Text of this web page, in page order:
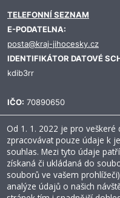
Dobrý den, jsem
Jihočeského kraje.
TELEFONNÍ SEZNAM
E-PODATELNA:
posta@kraj-jihocesky.cz
IDENTIFIKÁTOR DATOVÉ
kdib3rr
IČO: 70890650
Prohlášení o přístupnosti
RSSPřihlásitCC0 1.0
Od 1. 1. 2022 je pro
zpracovávat pouze údaje k
souhlas. Mezi tyto údaje
získaná či ukládaná do
souborů ve vašem
analýze údajů o našich